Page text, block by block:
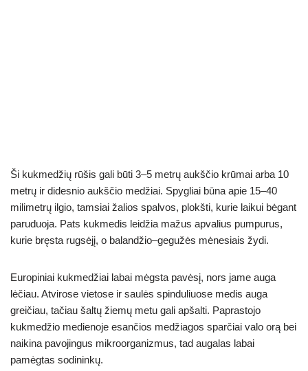
Ši kukmedžių rūšis gali būti 3–5 metrų aukščio krūmai arba 10
metrų ir didesnio aukščio medžiai. Spygliai būna apie 15–40
milimetrų ilgio, tamsiai žalios spalvos, plokšti, kurie laikui bėgant
paruduoja. Pats kukmedis leidžia mažus apvalius pumpurus,
kurie bręsta rugsėjį, o balandžio–gegužės mėnesiais žydi.
Europiniai kukmedžiai labai mėgsta pavėsį, nors jame auga
lėčiau. Atvirose vietose ir saulės spinduliuose medis auga
greičiau, tačiau šaltų žiemų metu gali apšalti. Paprastojo
kukmedžio medienoje esančios medžiagos sparčiai valo orą bei
naikina pavojingus mikroorganizmus, tad augalas labai
pamėgtas sodininkų.